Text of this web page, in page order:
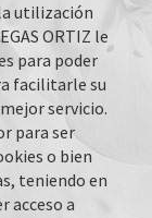
utilización
ORTIZ le
para poder
facilitarle su
servicio.
para ser
o bien
teniendo en
acceso a